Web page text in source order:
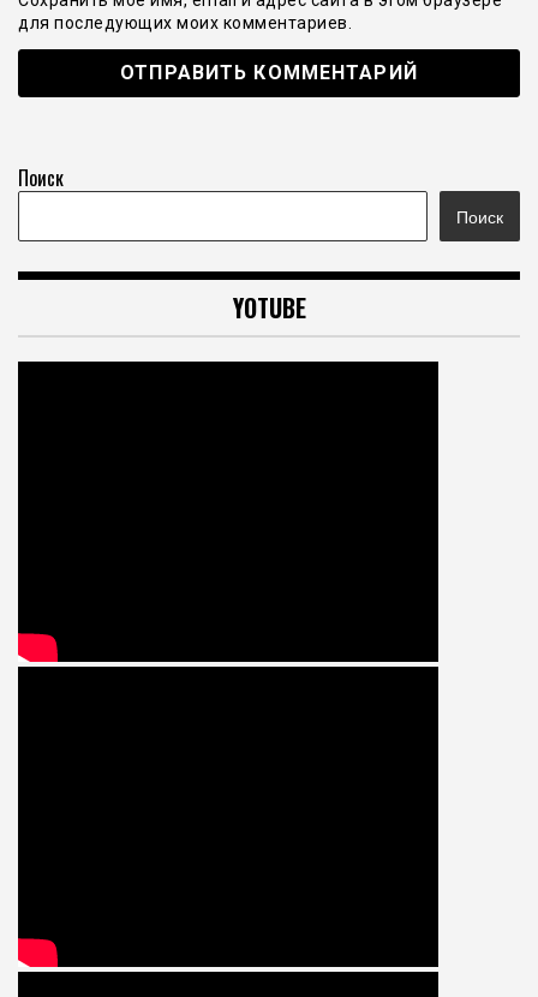
для последующих моих комментариев.
Поиск
Поиск
YOTUBE